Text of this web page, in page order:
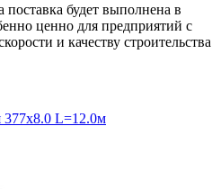
будет выполнена в
ценно для предприятий с
и качеству
377х8.0 L=12.0м